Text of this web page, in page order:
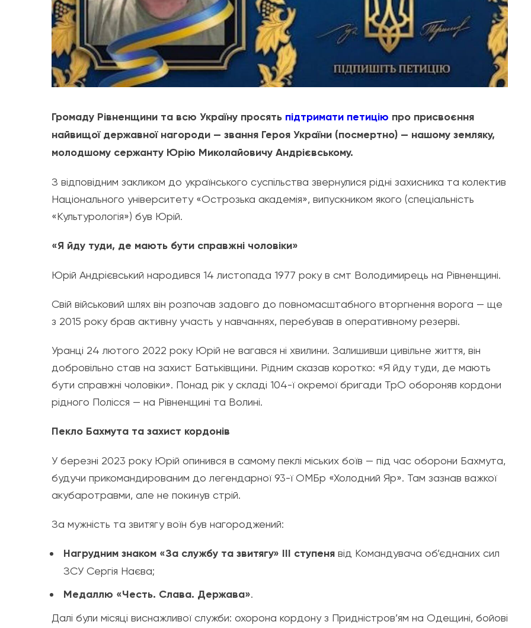
​Громаду Рівненщини та всю Україну просять підтримати петицію про присвоєння
найвищої державної нагороди — звання Героя України (посмертно) — нашому земляку,
молодшому сержанту Юрію Миколайовичу Андрієвському.
З відповідним закликом до українського суспільства звернулися рідні захисника та колектив
Національного університету «Острозька академія», випускником якого (спеціальність
«Культурологія») був Юрій.
«Я йду туди, де мають бути справжні чоловіки»
​Юрій Андрієвський народився 14 листопада 1977 року в смт Володимирець на Рівненщині.
Свій військовий шлях він розпочав задовго до повномасштабного вторгнення ворога — ще
з 2015 року брав активну участь у навчаннях, перебував в оперативному резерві.
​Уранці 24 лютого 2022 року Юрій не вагався ні хвилини. Залишивши цивільне життя, він
добровільно став на захист Батьківщини. Рідним сказав коротко: «Я йду туди, де мають
бути справжні чоловіки». Понад рік у складі 104-ї окремої бригади ТрО обороняв кордони
рідного Полісся — на Рівненщині та Волині.
​Пекло Бахмута та захист кордонів
​У березні 2023 року Юрій опинився в самому пеклі міських боїв — під час оборони Бахмута,
будучи прикомандированим до легендарної 93-ї ОМБр «Холодний Яр». Там зазнав важкої
акубаротравми, але не покинув стрій.
​За мужність та звитягу воїн був нагороджений:
Нагрудним знаком «За службу та звитягу» III ступеня від Командувача об’єднаних сил
ЗСУ Сергія Наєва;
Медаллю «Честь. Слава. Держава».
​Далі були місяці виснажливої служби: охорона кордону з Придністров’ям на Одещині, бойові